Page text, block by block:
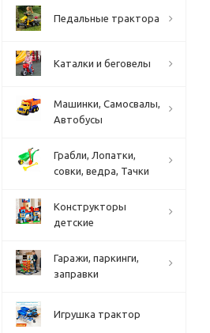
Педальные трактора
Каталки и беговелы
Машинки, Самосвалы,
Автобусы
Грабли, Лопатки,
совки, ведра, Тачки
Конструкторы
детские
Гаражи, паркинги,
заправки
Игрушка трактор